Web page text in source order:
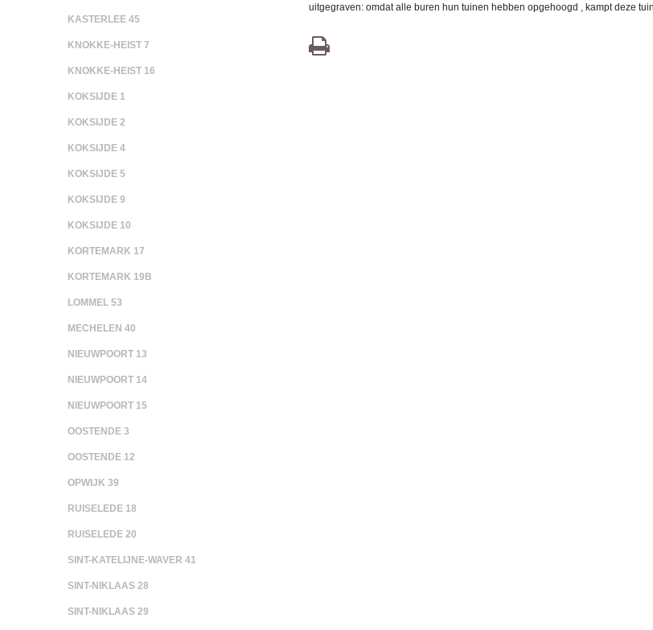
KASTERLEE 45
KNOKKE-HEIST 7
KNOKKE-HEIST 16
KOKSIJDE 1
KOKSIJDE 2
KOKSIJDE 4
KOKSIJDE 5
KOKSIJDE 9
KOKSIJDE 10
KORTEMARK 17
KORTEMARK 19B
LOMMEL 53
MECHELEN 40
NIEUWPOORT 13
NIEUWPOORT 14
NIEUWPOORT 15
OOSTENDE 3
OOSTENDE 12
OPWIJK 39
RUISELEDE 18
RUISELEDE 20
SINT-KATELIJNE-WAVER 41
SINT-NIKLAAS 28
SINT-NIKLAAS 29
uitgegraven: omdat alle buren hun tuinen hebben opgehoogd , kampt deze